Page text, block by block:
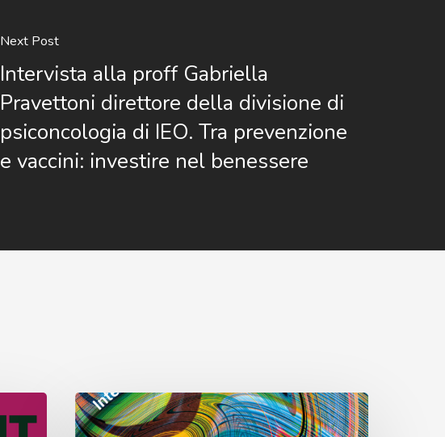
Next Post
Intervista alla proff Gabriella
Pravettoni direttore della divisione di
psiconcologia di IEO. Tra prevenzione
e vaccini: investire nel benessere